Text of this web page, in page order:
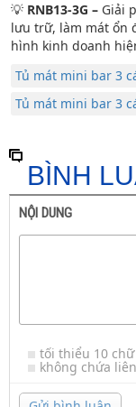
💡 RNB13-3G – Giải
lưu trữ, làm mát ổn
hình kinh doanh
Tủ mát mini bar 3
Tủ mát mini bar 3
BÌNH
NỘI DUNG
tối thiểu 10 chữ
không chứa